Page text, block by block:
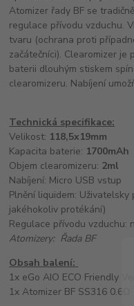
Atomizer řady BF se
regulace přívodu vzduchu.
tvaru (ochrana proti
začátečníci). Clearomizer je
baterii dlouhým stiskem
clearomizeru. Nabíjení
Technická specifikace:
Velikost: 118,5x19mm
Kapacita baterie: 1700mAh
Objem clearomizeru: 2ml
Nabíjení: Micro USB vstup
Plnění liquidem:
jakéhokoliv protékání)
Regulace přívodu vzduchu:
Atomizery: Řada BF
Obsah balení:
1x eGo AIO ECO Friendly
1x Atomizer BF SS316 0.6Ω